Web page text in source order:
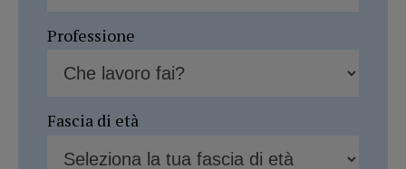
Professione
Fascia di età